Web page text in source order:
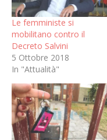
Le femministe si
mobilitano contro il
Decreto Salvini
5 Ottobre 2018
In "Attualità"